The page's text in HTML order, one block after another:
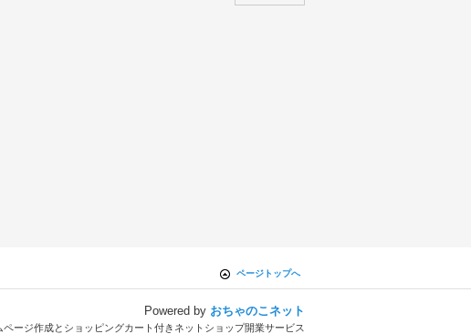
ページトップへ
Powered by おちゃのこネット
ページ作成とショッピングカート付きネットショップ開業サービス